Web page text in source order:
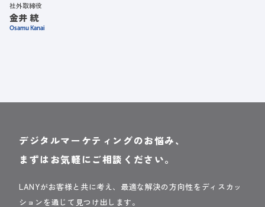
社外取締役
金井 統
Osamu Kanai
デジタルマーケティングのお悩み、
まずはお気軽にご相談ください。
LANYがお客様と共に考え、最適な解決の方向性をディスカッ
ションを通じて見つけ出します。